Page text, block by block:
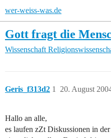
wer-weiss-was.de
Gott fragt die
Wissenschaft
Geris_f313d2 20. August
1
Hallo an alle,
es laufen zZt Diskussionen in